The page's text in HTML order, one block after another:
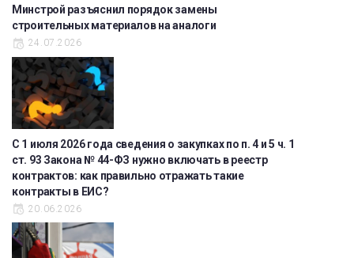
Минстрой разъяснил порядок замены
строительных материалов на аналоги
24.07.2026
С 1 июля 2026 года сведения о закупках по п. 4 и 5 ч. 1
ст. 93 Закона № 44-ФЗ нужно включать в реестр
контрактов: как правильно отражать такие
контракты в ЕИС?
20.06.2026